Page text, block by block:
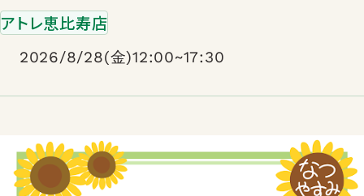
アトレ恵比寿店
2026/8/28(金)12:00~17:30